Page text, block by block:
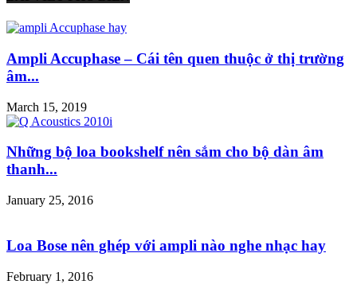
Ampli Accuphase – Cái tên quen thuộc ở thị trường
âm...
March 15, 2019
Những bộ loa bookshelf nên sắm cho bộ dàn âm
thanh...
January 25, 2016
Loa Bose nên ghép với ampli nào nghe nhạc hay
February 1, 2016